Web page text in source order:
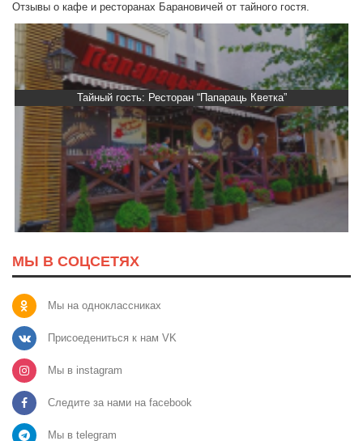
Отзывы о кафе и ресторанах Барановичей от тайного гостя.
Тайный гость: Ресторан “Папараць Кветка”
МЫ В СОЦСЕТЯХ
Мы на одноклассниках
Присоедениться к нам VK
Мы в instagram
Следите за нами на facebook
Мы в telegram